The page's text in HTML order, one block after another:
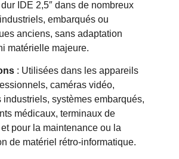
IDE 2,5″ dans de nombreux
embarqués ou
anciens, sans adaptation
matérielle majeure.
: Utilisées dans les appareils
caméras vidéo,
industriels, systèmes embarqués,
médicaux, terminaux de
pour la maintenance ou la
de matériel rétro-informatique.